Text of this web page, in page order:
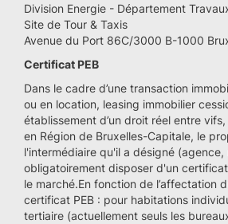
Division Energie - Département
Site de Tour & Taxis
Avenue du Port 86C/3000 B-1000
Certificat PEB
Dans le cadre d’une transaction
ou en location, leasing immobilier
établissement d’un droit réel entre
en Région de Bruxelles-Capitale, le
l'intermédiaire qu'il a désigné
obligatoirement disposer d'un
le marché.En fonction de l’affectation
certificat PEB : pour habitations
tertiaire (actuellement seuls les